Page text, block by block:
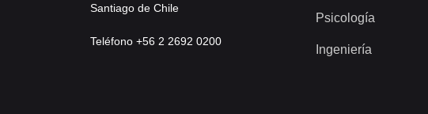
Santiago de Chile
Teléfono +56 2 2692 0200
Psicología
Ingeniería